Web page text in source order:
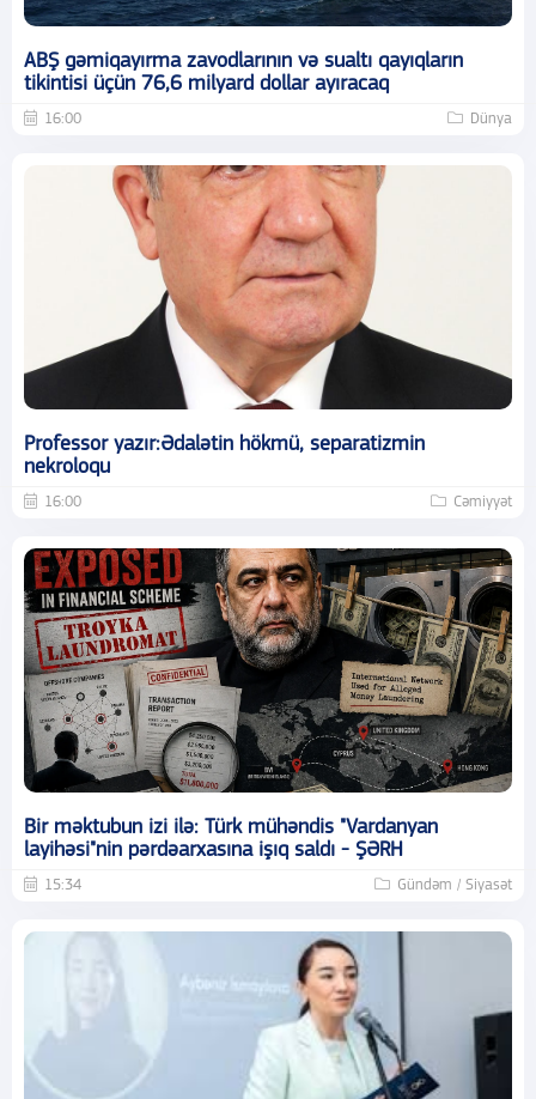
ABŞ gəmiqayırma zavodlarının və sualtı qayıqların
tikintisi üçün 76,6 milyard dollar ayıracaq
16:00 Dünya
Professor yazır:Ədalətin hökmü, separatizmin
nekroloqu
16:00 Cəmiyyət
Bir məktubun izi ilə: Türk mühəndis "Vardanyan
layihəsi"nin pərdəarxasına işıq saldı - ŞƏRH
15:34 Gündəm / Siyasət